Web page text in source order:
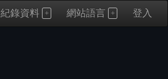
紀錄資料 網站語言 登入